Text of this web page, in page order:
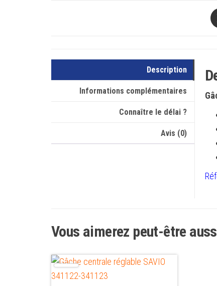
Description
Informations complémentaires
Connaître le délai ?
Avis (0)
Vous aimerez peut-être